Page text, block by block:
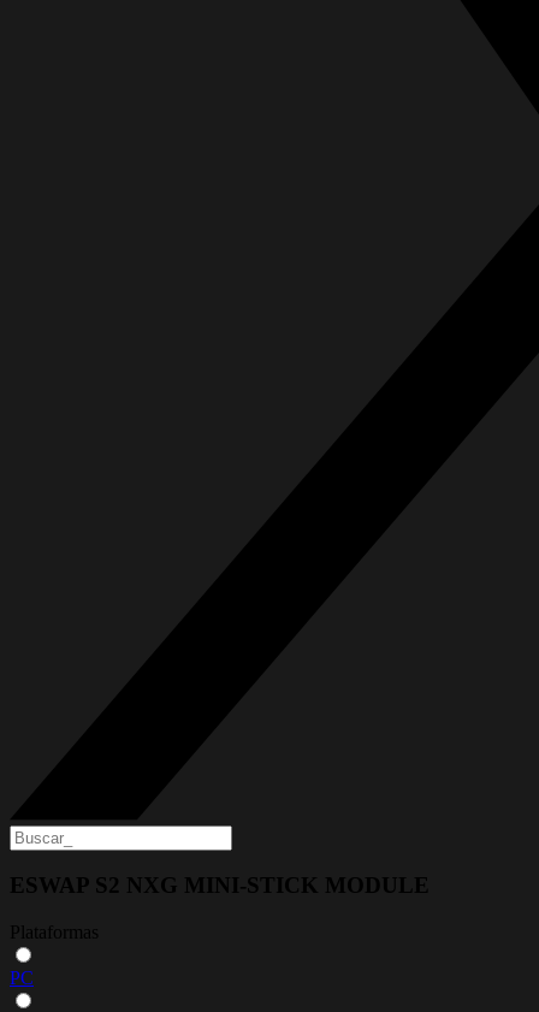
ESWAP S2 NXG MINI-STICK MODULE
Plataformas
PC